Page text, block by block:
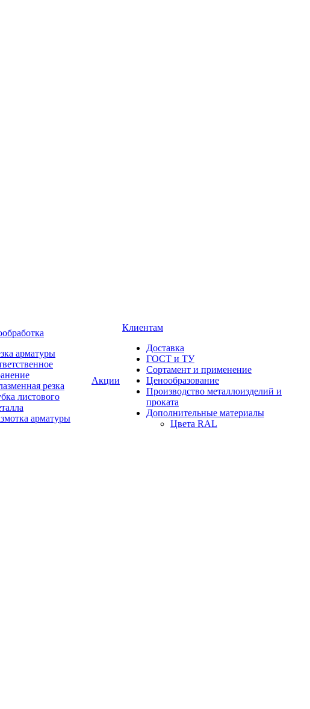
арматуры
резка
листового
арматуры
Акции
Клиентам
Доставка
ГОСТ и ТУ
Сортамент и применение
Ценообразование
Производство металлоизделий и
проката
Дополнительные материалы
Цвета RAL